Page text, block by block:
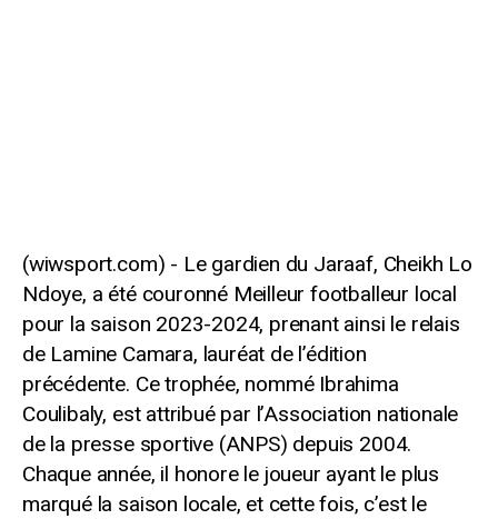
Le gardien du Jaraaf, Cheikh Lo
Ndoye, a été couronné Meilleur footballeur local
pour la saison 2023-2024, prenant ainsi le relais
de Lamine Camara, lauréat de l’édition
précédente. Ce trophée, nommé Ibrahima
Coulibaly, est attribué par l’Association nationale
de la presse sportive (ANPS) depuis 2004.
Chaque année, il honore le joueur ayant le plus
marqué la saison locale, et cette fois, c’est le